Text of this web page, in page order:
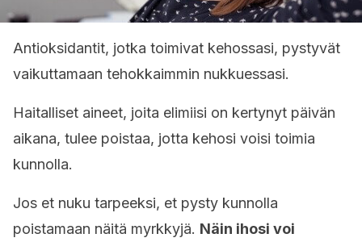
Antioksidantit, jotka toimivat kehossasi, pystyvät
vaikuttamaan tehokkaimmin nukkuessasi.
Haitalliset aineet, joita elimiisi on kertynyt päivän
aikana, tulee poistaa, jotta kehosi voisi toimia
kunnolla.
Jos et nuku tarpeeksi, et pysty kunnolla
poistamaan näitä myrkkyjä. Näin ihosi voi